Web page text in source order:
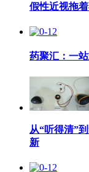
假性近视拖
药聚汇：一
从“听得清”
新